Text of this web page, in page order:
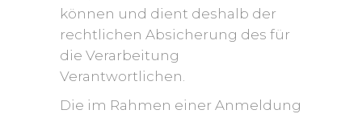
können und dient deshalb der
rechtlichen Absicherung des für
die Verarbeitung
Verantwortlichen.
Die im Rahmen einer Anmeldung